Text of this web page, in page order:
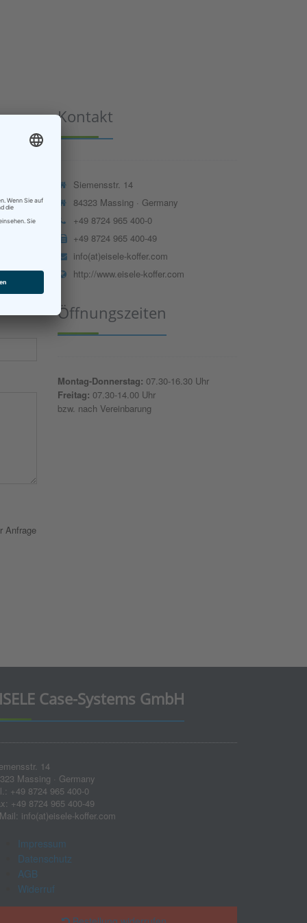
Anfrage
Kontakt
Siemensstr. 14
84323 Massing · Germany
+49 8724 965 400-0
+49 8724 965 400-49
info(at)eisele-koffer.com
http://www.eisele-koffer.com
Öffnungszeiten
Montag-Donnerstag: 07.30-16.30 Uhr
Freitag: 07.30-14.00 Uhr
bzw. nach Vereinbarung
Case-Systems GmbH
14
Massing · Germany
+49 8724 965 400-0
+49 8724 965 400-49
info(at)eisele-koffer.com
Impressum
Datenschutz
AGB
Widerruf